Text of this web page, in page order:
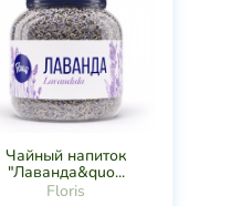
Чайный напиток
"Лаванда&quo...
Floris